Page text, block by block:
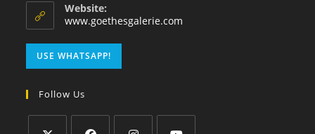
Website:
www.goethesgalerie.com
USE WHATSAPP!
Follow Us